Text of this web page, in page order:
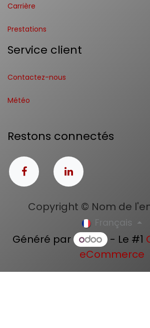
Carrière
Prestations
Service client
Contactez-nous
Météo
Restons connectés
Copyright © Nom de
Français
Généré par - Le #1
eCommerce